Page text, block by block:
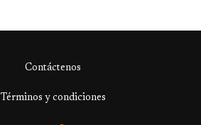
Contáctenos
Términos y condiciones